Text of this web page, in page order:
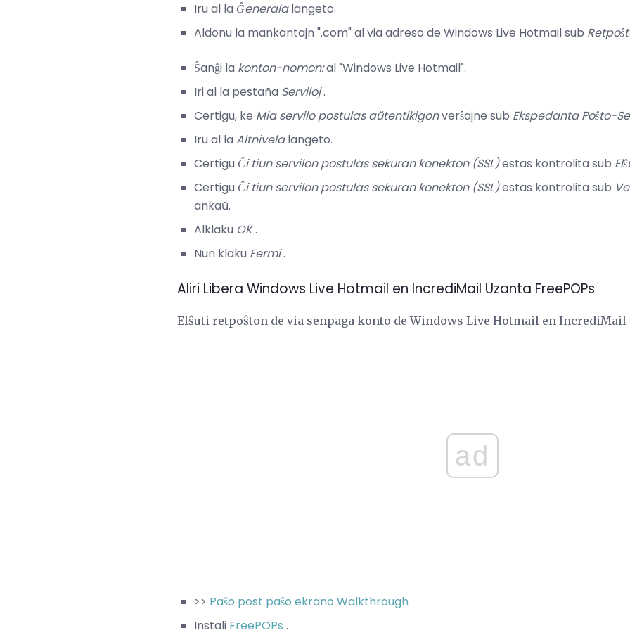
Iru al la Ĝeneralalangeto.
Aldonu la mankantajn ".com" al via adreso de Windows Live Hotmail sub
Ŝanĝi la konton-nomon:al "Windows Live Hotmail".
Iri al la pestaña Serviloj.
Certigu, ke Mia servilo postulas aŭtentikigonverŝajne sub Ekspedanta Poŝto-
Iru al la Altnivelalangeto.
Certigu Ĉi tiun servilon postulas sekuran konekton (SSL)estas kontrolita sub
Certigu Ĉi tiun servilon postulas sekuran konekton (SSL)estas kontrolita sub
ankaŭ.
Alklaku OK.
Nun klaku Fermi.
Aliri Libera Windows Live Hotmail en IncrediMail Uzanta FreePOPs
Elŝuti retpoŝton de via senpaga konto de Windows Live Hotmail en IncrediMail
ad
>> Paŝo post paŝo ekrano Walkthrough
Instali FreePOPs .